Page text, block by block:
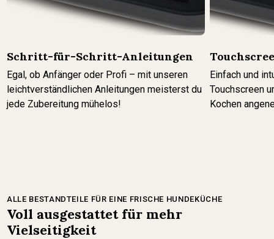
Schritt-für-Schritt-Anleitungen
Egal, ob Anfänger oder Profi – mit unseren
leichtverständlichen Anleitungen meisterst du
jede Zubereitung mühelos!
Einfach und
Touchscreen
Kochen
ALLE BESTANDTEILE FÜR EINE FRISCHE HUNDEKÜCHE
Voll ausgestattet für mehr
Vielseitigkeit